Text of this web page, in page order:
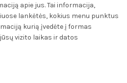
apie jus. Tai informacija,
lankėtės, kokius menu punktus
kurią įvedėte į formas
vizito laikas ir datos